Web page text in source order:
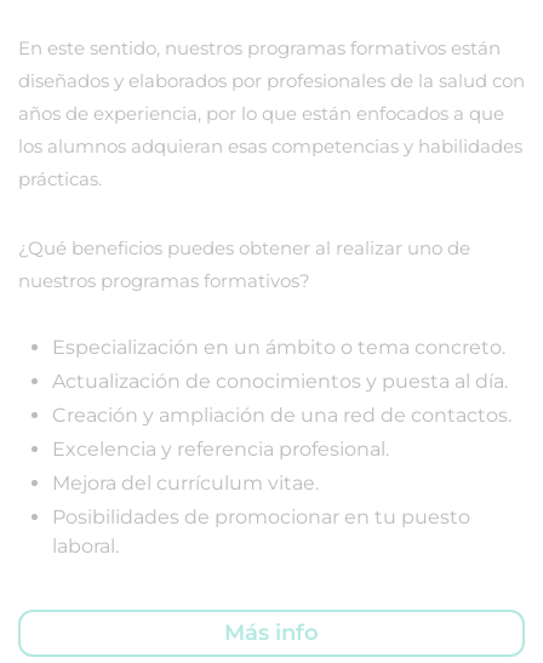
En este sentido, nuestros programas formativos están
diseñados y elaborados por profesionales de la salud con
años de experiencia, por lo que están enfocados a que
los alumnos adquieran esas competencias y habilidades
prácticas.
¿Qué beneficios puedes obtener al realizar uno de
nuestros programas formativos?
Especialización en un ámbito o tema concreto.
Actualización de conocimientos y puesta al día.
Creación y ampliación de una red de contactos.
Excelencia y referencia profesional.
Mejora del currículum vitae.
Posibilidades de promocionar en tu puesto
laboral.
Más info